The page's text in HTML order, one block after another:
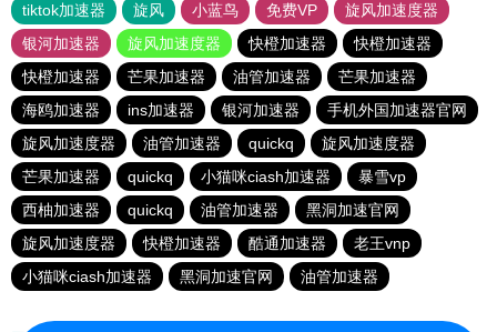
tiktok加速器
旋风 小蓝鸟 免费VP
旋风加速度器
银河加速器
旋风加速度器 快橙加速器
快橙加速器
快橙加速器
芒果加速器 油管加速器
芒果加速器
海鸥加速器
ins加速器 银河加速器
手机外国加速器官网
旋风加速度器
油管加速器 quickq
旋风加速度器
芒果加速器
quickq 小猫咪ciash加速器
暴雪vp
西柚加速器
quickq 油管加速器
黑洞加速官网
旋风加速度器
快橙加速器 酷通加速器
老王vnp
小猫咪ciash加速器
黑洞加速官网 油管加速器